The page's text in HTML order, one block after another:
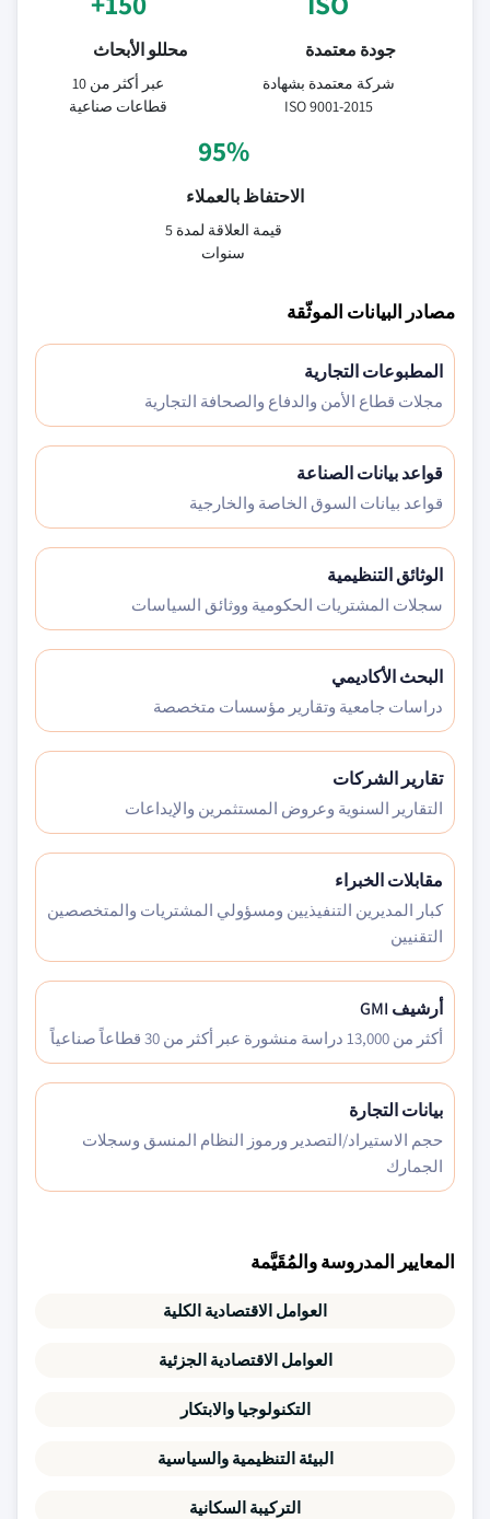
جودة معتمدة
شركة معتمدة بشهادة
ISO 9001-2015
محللو الأبحاث
عبر أكثر من 10
قطاعات صناعية
95%
الاحتفاظ بالعملاء
قيمة العلاقة لمدة 5
سنوات
مصادر البيانات الموثّقة
المطبوعات التجارية
مجلات قطاع الأمن والدفاع والصحافة التجارية
قواعد بيانات الصناعة
قواعد بيانات السوق الخاصة والخارجية
الوثائق التنظيمية
سجلات المشتريات الحكومية ووثائق السياسات
البحث الأكاديمي
دراسات جامعية وتقارير مؤسسات متخصصة
تقارير الشركات
التقارير السنوية وعروض المستثمرين والإيداعات
مقابلات الخبراء
كبار المديرين التنفيذيين ومسؤولي المشتريات والمتخصصين
التقنيين
أرشيف GMI
أكثر من 13,000 دراسة منشورة عبر أكثر من 30 قطاعاً صناعياً
بيانات التجارة
حجم الاستيراد/التصدير ورموز النظام المنسق وسجلات
الجمارك
المعايير المدروسة والمُقَيَّمة
العوامل الاقتصادية الكلية
العوامل الاقتصادية الجزئية
التكنولوجيا والابتكار
البيئة التنظيمية والسياسية
التركيبة السكانية